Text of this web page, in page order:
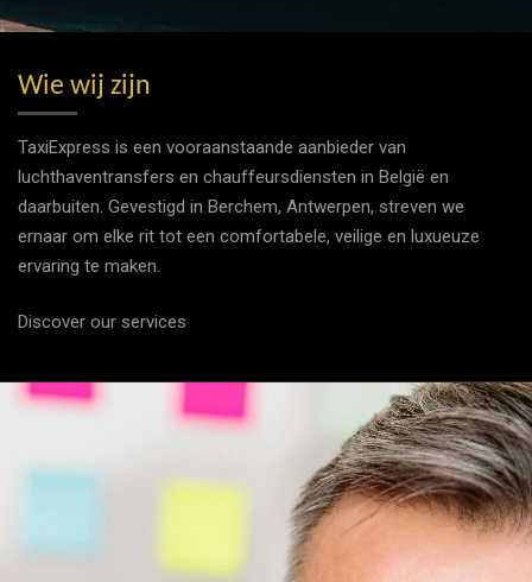
Wie wij zijn
TaxiExpress is een vooraanstaande aanbieder van
luchthaventransfers en chauffeursdiensten in België en
daarbuiten. Gevestigd in Berchem, Antwerpen, streven we
ernaar om elke rit tot een comfortabele, veilige en luxueuze
ervaring te maken.
Discover our services